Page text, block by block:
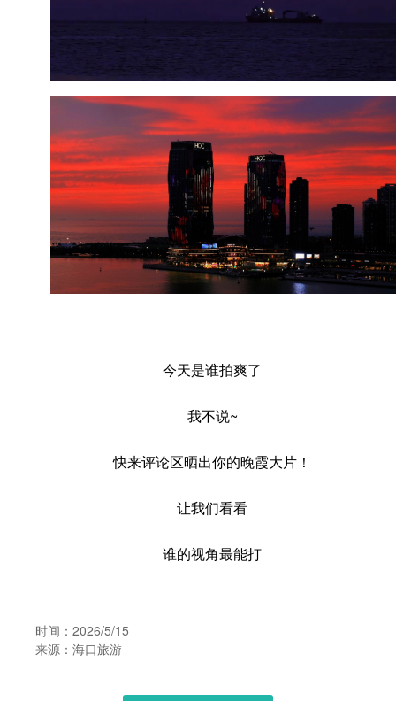
今天是谁拍爽了
我不说~
快来评论区晒出你的晚霞大片！
让我们看看
谁的视角最能打
时间：2026/5/15
来源：海口旅游